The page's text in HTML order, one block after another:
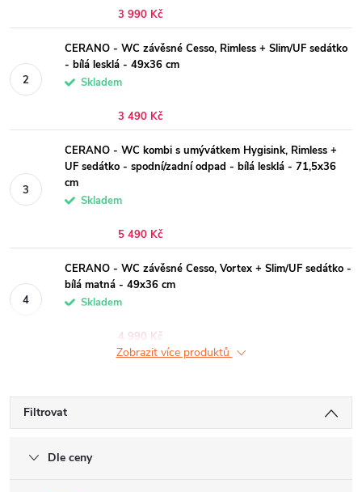
3 990 Kč
CERANO - WC závěsné Cesso, Rimless + Slim/UF sedátko
- bílá lesklá - 49x36 cm
Skladem
3 490 Kč
CERANO - WC kombi s umývátkem Hygisink, Rimless +
UF sedátko - spodní/zadní odpad - bílá lesklá - 71,5x36
cm
Skladem
5 490 Kč
CERANO - WC závěsné Cesso, Vortex + Slim/UF sedátko -
bílá matná - 49x36 cm
Skladem
4 990 Kč
Zobrazit více produktů
Filtrovat
Dle ceny